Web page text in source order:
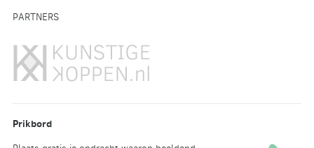
PARTNERS
Prikbord